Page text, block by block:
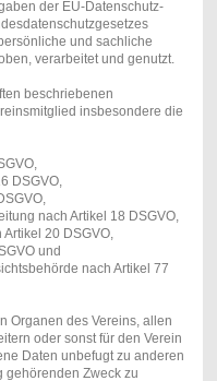
der EU-Datenschutz-
und sachliche
verarbeitet und genutzt.
beschriebenen
insbesondere die
DSGVO,
nach Artikel 18 DSGVO,
20 DSGVO,
und
nach Artikel 77
Organen des Vereins, allen
oder sonst für den Verein
Daten unbefugt zu anderen
gehörenden Zweck zu